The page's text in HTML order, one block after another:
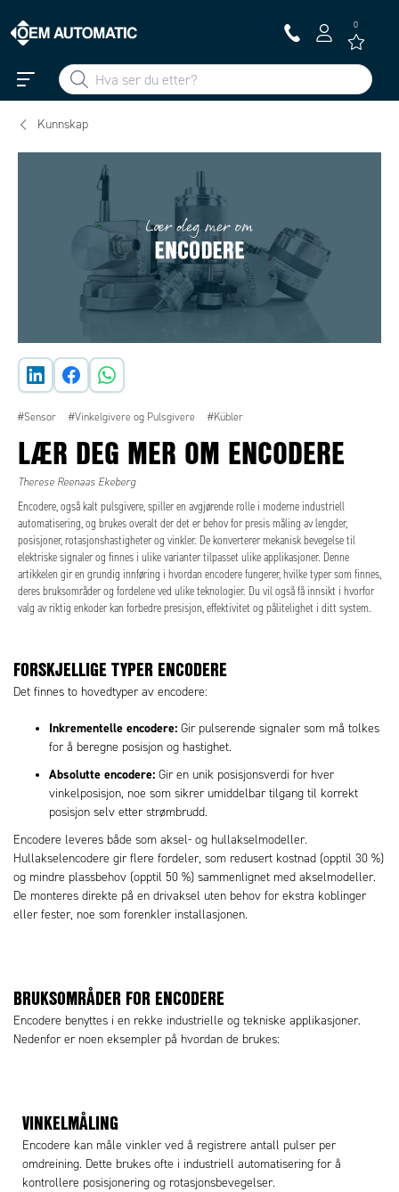
0
Kunnskap
#Sensor #Vinkelgivere og Pulsgivere #Kübler
LÆR DEG MER OM ENCODERE
Therese Reenaas Ekeberg
Encodere, også kalt pulsgivere, spiller en avgjørende rolle i moderne industriell
automatisering, og brukes overalt der det er behov for presis måling av lengder,
posisjoner, rotasjonshastigheter og vinkler. De konverterer mekanisk bevegelse til
elektriske signaler og finnes i ulike varianter tilpasset ulike applikasjoner. Denne
artikkelen gir en grundig innføring i hvordan encodere fungerer, hvilke typer som finnes,
deres bruksområder og fordelene ved ulike teknologier. Du vil også få innsikt i hvorfor
valg av riktig enkoder kan forbedre presisjon, effektivitet og pålitelighet i ditt system.
FORSKJELLIGE TYPER ENCODERE
Det finnes to hovedtyper av encodere:
Inkrementelle encodere: Gir pulserende signaler som må tolkes
for å beregne posisjon og hastighet.
Absolutte encodere: Gir en unik posisjonsverdi for hver
vinkelposisjon, noe som sikrer umiddelbar tilgang til korrekt
posisjon selv etter strømbrudd.
Encodere leveres både som aksel- og hullakselmodeller.
Hullakselencodere gir flere fordeler, som redusert kostnad (opptil 30 %)
og mindre plassbehov (opptil 50 %) sammenlignet med akselmodeller.
De monteres direkte på en drivaksel uten behov for ekstra koblinger
eller fester, noe som forenkler installasjonen.
BRUKSOMRÅDER FOR ENCODERE
Encodere benyttes i en rekke industrielle og tekniske applikasjoner.
Nedenfor er noen eksempler på hvordan de brukes:
VINKELMÅLING
Encodere kan måle vinkler ved å registrere antall pulser per
omdreining. Dette brukes ofte i industriell automatisering for å
kontrollere posisjonering og rotasjonsbevegelser.